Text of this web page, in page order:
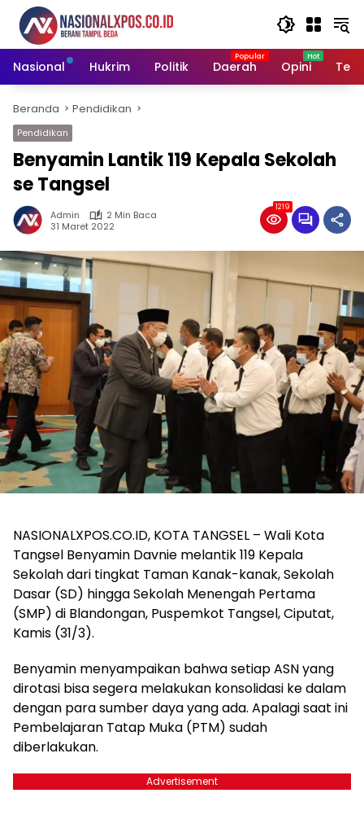
Langsung
konten
Nasional
Hukrim Politik Daerah Opini
Beranda Pendidikan
Pendidikan
Benyamin Lantik 119 Kepala Sekolah
se Tangsel
Admin
2 Min Baca
31 Maret 2022
1219
NASIONALXPOS.CO.ID, KOTA TANGSEL – Wali Kota
Tangsel Benyamin Davnie melantik 119 Kepala
Sekolah dari tingkat Taman Kanak-kanak, Sekolah
Dasar (SD) hingga Sekolah Menengah Pertama
(SMP) di Blandongan, Puspemkot Tangsel, Ciputat,
Kamis (31/3).
Benyamin menyampaikan bahwa setiap ASN yang
dirotasi bisa segera melakukan konsolidasi ke dalam
dengan para sumber daya yang ada. Apalagi saat ini
Pembelajaran Tatap Muka (PTM) sudah
diberlakukan.
Advertisement